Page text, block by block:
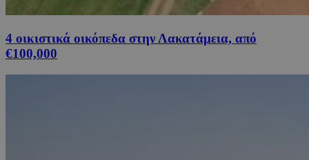
4 οικιστικά οικόπεδα στην Λακατάμεια, από
€100,000